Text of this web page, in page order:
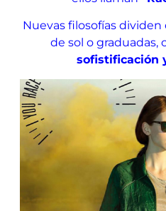
Nuevas filosofías
de sol o graduadas,
sofistificación